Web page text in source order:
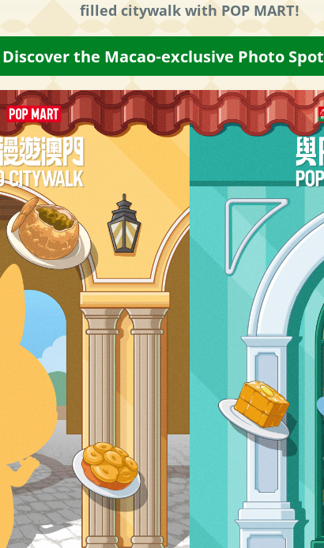
filled citywalk with POP MART!
Discover the Macao-exclusive Photo